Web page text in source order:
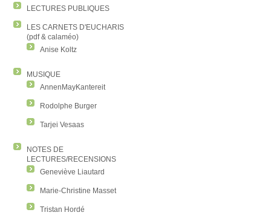
LECTURES PUBLIQUES
LES CARNETS D'EUCHARIS
(pdf & calaméo)
Anise Koltz
MUSIQUE
AnnenMayKantereit
Rodolphe Burger
Tarjei Vesaas
NOTES DE
LECTURES/RECENSIONS
Geneviève Liautard
Marie-Christine Masset
Tristan Hordé